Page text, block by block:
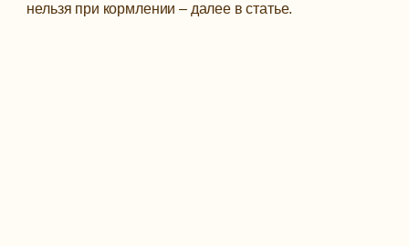
нельзя при кормлении – далее в статье.